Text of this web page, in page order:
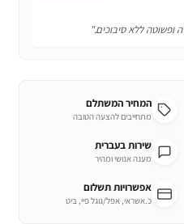
ופשוטה ללא סיבוכים."
המחיר המשתלם
מתחייבים להצעה הטובה
שירות בעברית
מענה אנושי ומהיר
אפשרויות תשלום
כ.אשראי, אפל/גוגל פיי, ביט